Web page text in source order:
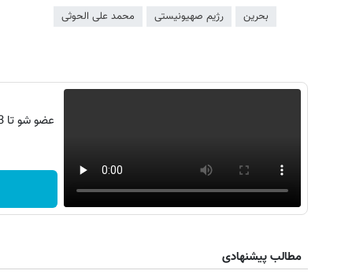
بحرین رژیم صهیونیستی محمد علی الحوثی
مطالب پیشنهادیروزنامه‌های اقتصادی چهارشنبه ۱۴ مرداد ۱۴۰۵